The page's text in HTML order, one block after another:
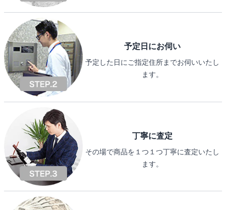
予定日にお伺い
予定した日にご指定住所までお伺いいたし
ます。
丁寧に査定
その場で商品を１つ１つ丁寧に査定いたし
ます。